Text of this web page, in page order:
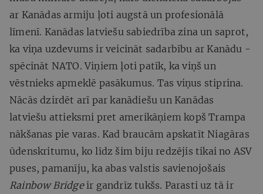
ar Kanādas armiju ļoti augstā un profesionālā
līmenī. Kanādas latviešu sabiedrība zina un saprot,
ka viņa uzdevums ir veicināt sadarbību ar Kanādu -
spēcināt NATO. Viņiem ļoti patīk, ka viņš un
vēstnieks apmeklē pasākumus. Tas viņus stiprina.
Nācās dzirdēt arī par kanādiešu un Kanādas
latviešu attieksmi pret amerikāņiem kopš Trampa
nākšanas pie varas. Kad braucām apskatīt Niagāras
ūdenskritumu, ko līdz šim biju redzējis tikai no ASV
puses, pamanīju, ka abas valstis savienojošais
Rainbow Bridgeir gandrīz tukšs. Parasti uz tā ir